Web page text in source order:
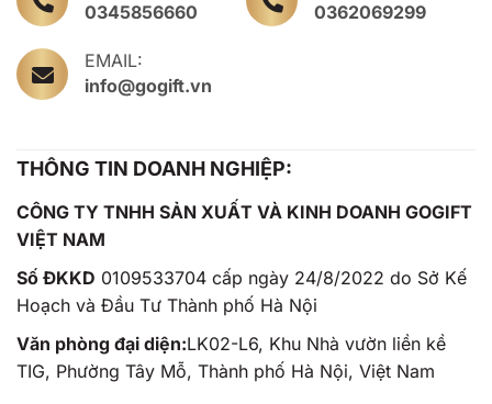
0345856660
0362069299
EMAIL:
info@gogift.vn
THÔNG TIN DOANH NGHIỆP:
CÔNG TY TNHH SẢN XUẤT VÀ KINH DOANH GOGIFT
VIỆT NAM
Số ĐKKD 0109533704 cấp ngày 24/8/2022 do Sở Kế
Hoạch và Đầu Tư Thành phố Hà Nội
Văn phòng đại diện:LK02-L6, Khu Nhà vườn liền kề
TIG, Phường Tây Mỗ, Thành phố Hà Nội, Việt Nam